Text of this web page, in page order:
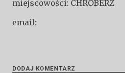
miejscowości: CHROBERZ
email:
DODAJ KOMENTARZ